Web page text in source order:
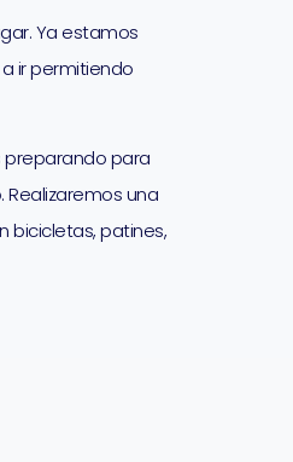
Ya estamos
ir permitiendo
preparando para
una
bicicletas, patines,